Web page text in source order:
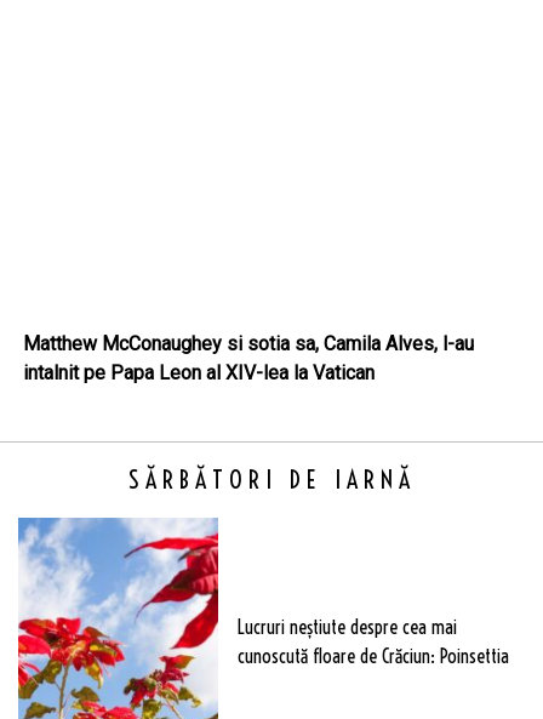
Matthew McConaughey si sotia sa, Camila Alves, l-au
intalnit pe Papa Leon al XIV-lea la Vatican
SĂRBĂTORI DE IARNĂ
Lucruri neștiute despre cea mai
cunoscută floare de Crăciun: Poinsettia